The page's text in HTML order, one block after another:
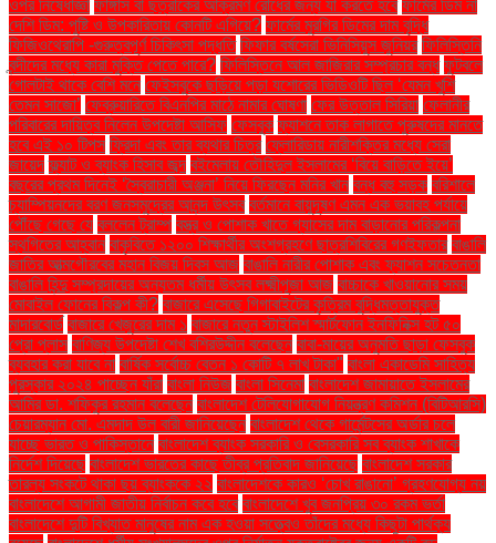
ওপর নিষেধাজ্ঞা ফাঙ্গাস বা ছত্রাকের আক্রমণ রোধের জন্য যা করতে হবে ফার্মের ডিম না
দেশি ডিম: পুষ্টি ও উপকারিতায় কোনটি এগিয়ে? ফার্মের মুরগির ডিমের দাম বৃদ্ধি
ফিজিওথেরাপি -গুরুত্বপূর্ণ চিকিৎসা পদ্ধতি ফিফার বর্ষসেরা ভিনিসিয়ুস জুনিয়র ফিলিস্তিনি
বন্দীদের মধ্যে কারা মুক্তি পেতে পারে? ফিলিস্তিনে আল জাজিরার সম্প্রচার বন্ধ ফুটবলে
গোলটাই থাকে বেশি মনে ফেইসবুকে ছড়িয়ে পড়া যশোরের ভিডিওটি ছিল ‘যেমন খুশি
তেমন সাজো’ ফেব্রুয়ারিতে বিএনপির মাঠে নামার ঘোষণা ফের উত্তাল সিরিয়া ফেলানীর
পরিবারের দায়িত্ব নিলেন উপদেষ্টা আসিফ ফেসবুক ফ্যাশনে তাক লাগাতে পুরুষদের মানতে
হবে এই ১০ টিপস ফ্রিদা এবং তার ব্যথার চিত্র ফ্লোরিডায় নারীশক্তির মধ্যে সেরা
জায়েদ ফ্ল্যাট ও ব্যাংক হিসাব জব্দ বইমেলায় তৌহিদুল ইসলামের ‘বিয়ে বাড়িতে ইয়ে’
বছরের প্রথম দিনেই ‘স্বৈরাচারী অঞ্জনা’ নিয়ে ফিরছেন মনির খান বন্ধ বহু সড়ক বরিশালে
চ্যাম্পিয়নদের বরণ জনসমুদ্রের আনন্দ উৎসব বর্তমানে বায়ুদূষণ এমন এক ভয়াবহ পর্যায়ে
পৌঁছে গেছে যে বললেন ট্রাম্প বস্ত্র ও পোশাক খাতে গ্যাসের দাম বাড়ানোর পরিকল্পনা
স্থগিতের আহ্বান বাকৃবিতে ১২০০ শিক্ষার্থীর অংশগ্রহণে ছাত্রশিবিরের গণইফতার বাঙালি
জাতির আত্মগৌরবের মহান বিজয় দিবস আজ বাঙালি নারীর পোশাক এবং ফ্যাশন সচেতনতা
বাঙালি হিন্দু সম্প্রদায়ের অন্যতম ধর্মীয় উৎসব লক্ষ্মীপূজা আজ বাচ্চাকে খাওয়ানোর সময়
মোবাইল ফোনের বিকল্প কী? বাজারে এসেছে গিগাবাইটের কৃত্রিম বুদ্ধিমত্তাযুক্ত
মাদারবোর্ড বাজারে খেজুরের দাম ১ বাজারে নতুন স্টাইলিশ স্মার্টফোন ইনফিনিক্স হট ৫০
প্রো প্লাস বাণিজ্য উপদেষ্টা শেখ বশিরউদ্দীন বলেছেন বাবা-মায়ের অনুমতি ছাড়া ফেসবুক
ব্যবহার করা যাবে না বার্ষিক সর্বোচ্চ বেতন ১ কোটি ৭ লাখ টাকা" বাংলা একাডেমি সাহিত্য
পুরস্কার ২০২৪ পাচ্ছেন যাঁরা বাংলা নিউজ বাংলা সিনেমা বাংলাদেশ জামায়াতে ইসলামের
আমির ডা. শফিকুর রহমান বলেছেন বাংলাদেশ টেলিযোগাযোগ নিয়ন্ত্রণ কমিশন (বিটিআরসি)
চেয়ারম্যান মো. এমদাদ উল বারী জানিয়েছেন বাংলাদেশ থেকে গার্মেন্টসের অর্ডার চলে
যাচ্ছে ভারত ও পাকিস্তানে বাংলাদেশ ব্যাংক সরকারি ও বেসরকারি সব ব্যাংক শাখাকে
নির্দেশ দিয়েছে বাংলাদেশ ভারতের কাছে তীব্র প্রতিবাদ জানিয়েছে বাংলাদেশ সরকার
তারল্য সংকটে থাকা ছয় ব্যাংককে ২২ বাংলাদেশকে কারও ‘চোখ রাঙানো’ গ্রহণযোগ্য নয়
বাংলাদেশে আগামী জাতীয় নির্বাচন কবে হবে বাংলাদেশে খুব জনপ্রিয় ৩০ রকম ভর্তা
বাংলাদেশে দুটি বিখ্যাত মানুষের নাম এক হওয়া সত্ত্বেও তাঁদের মধ্যে কিছুটা পার্থক্য